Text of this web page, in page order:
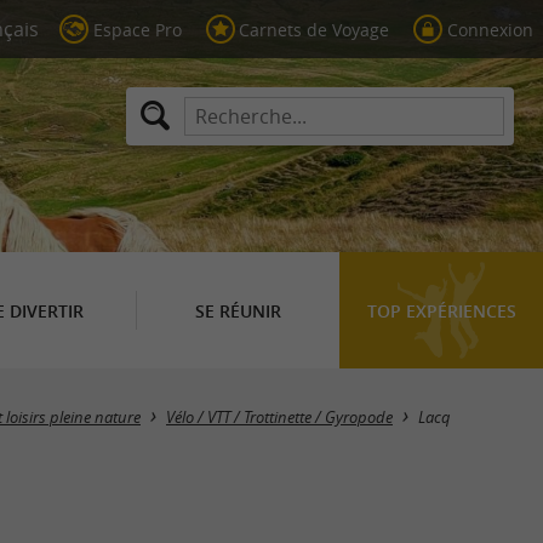
Espace Pro Carnets de Voyage Connexion
DIVERTIR SE RÉUNIR TOP EXPÉRIENCES
Masquer la carte
loisirs pleine nature Vélo / VTT / Trottinette / Gyropode Lacq